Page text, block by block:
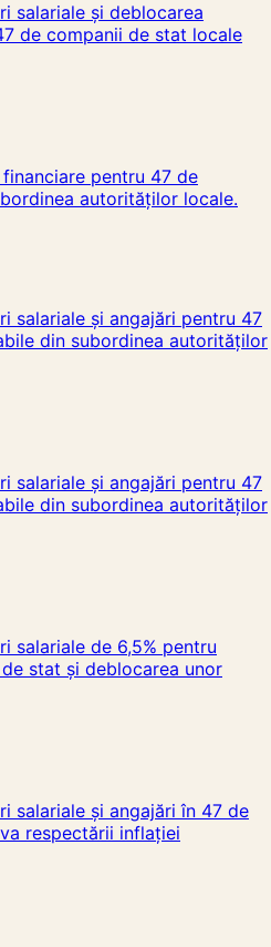
salariale și deblocarea
de companii de stat locale
pentru 47 de
autorităților locale.
salariale și angajări pentru 47
din subordinea autorităților
salariale și angajări pentru 47
din subordinea autorităților
salariale de 6,5% pentru
stat și deblocarea unor
salariale și angajări în 47 de
respectării inflației